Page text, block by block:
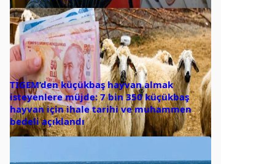
TİGEM’den küçükbaş hayvan almak
isteyenlere müjde: 7 bin 350 küçükbaş
hayvan için ihale tarihi ve muhammen
bedeli açıklandı